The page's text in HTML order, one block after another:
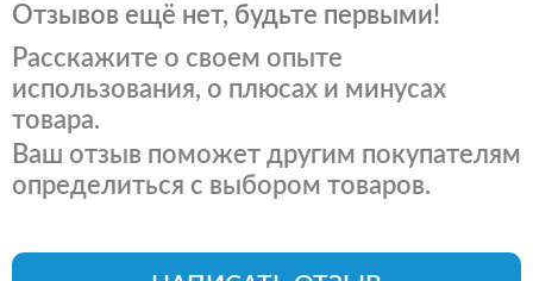
Отзывов ещё нет, будьте первыми!
Расскажите о своем опыте
использования, о плюсах и минусах
товара.
Ваш отзыв поможет другим покупателям
определиться с выбором товаров.